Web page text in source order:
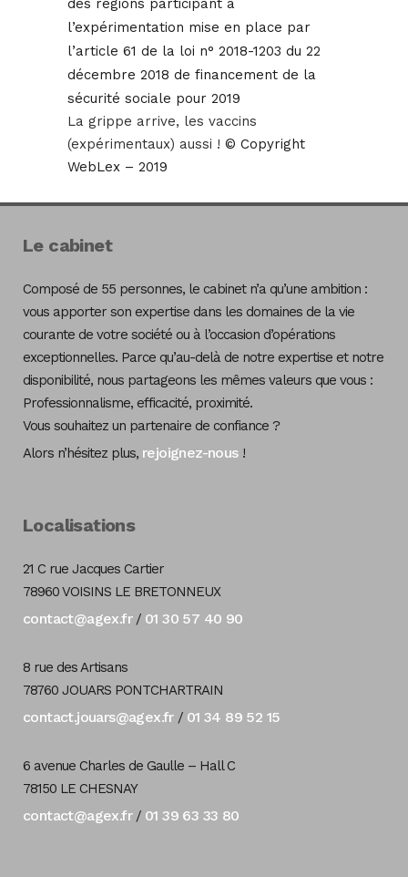
des régions participant à
l’expérimentation mise en place par
l’article 61 de la loi n° 2018-1203 du 22
décembre 2018 de financement de la
sécurité sociale pour 2019
La grippe arrive, les vaccins
(expérimentaux) aussi ! © Copyright
WebLex – 2019
Le cabinet
Composé de 55 personnes, le cabinet n’a qu’une ambition :
vous apporter son expertise dans les domaines de la vie
courante de votre société ou à l’occasion d’opérations
exceptionnelles. Parce qu’au-delà de notre expertise et notre
disponibilité, nous partageons les mêmes valeurs que vous :
Professionnalisme, efficacité, proximité.
Vous souhaitez un partenaire de confiance ?
Alors n’hésitez plus, rejoignez-nous!
Localisations
21 C rue Jacques Cartier
78960 VOISINS LE BRETONNEUX
contact@agex.fr/ 01 30 57 40 90
8 rue des Artisans
78760 JOUARS PONTCHARTRAIN
contact.jouars@agex.fr/ 01 34 89 52 15
6 avenue Charles de Gaulle – Hall C
78150 LE CHESNAY
contact@agex.fr/ 01 39 63 33 80